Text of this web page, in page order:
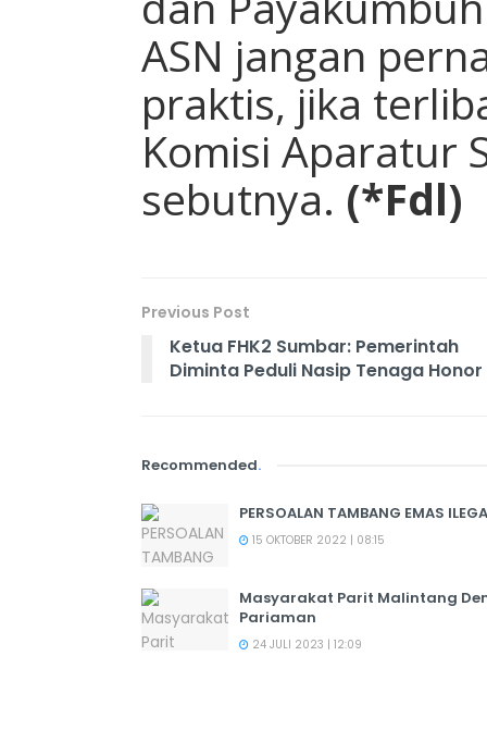
ASN jangan
praktis, jika
Komisi Aparatur
sebutnya. (*Fdl)
Previous Post
Ketua FHK2 Sumbar: Pemerintah
Diminta Peduli Nasip Tenaga Honor
Recommended.
PERSOALAN TAMBANG EMAS
15 OKTOBER 2022 | 08:15
Masyarakat Parit Malintang
Pariaman
24 JULI 2023 | 12:09